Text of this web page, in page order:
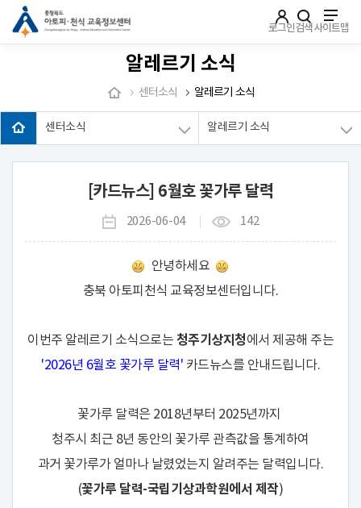
로그인검색사이트맵
알레르기 소식
센터소식 알레르기 소식
센터소식 알레르기 소식
[카드뉴스] 6월호 꽃가루 달력
2026-06-04 142
안녕하세요
충북 아토피천식 교육정보센터입니다.
이번주 알레르기 소식으로는 청주기상지청에서 제공해 주는
'2026년 6월호 꽃가루 달력' 카드뉴스를 안내드립니다.
꽃가루 달력은 2018년부터 2025년까지
청주시 최근 8년 동안의 꽃가루 관측값을 통계하여
과거 꽃가루가 얼마나 날렸었는지 알려주는 달력입니다.
(꽃가루 달력-국립기상과학원에서 제작)